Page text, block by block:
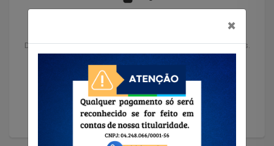
×
Deixe seu imóvel nas mãos de profissionais experientes.
Anunciar